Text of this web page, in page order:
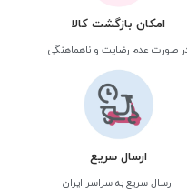
امکان بازگشت کالا
صورت عدم رضایت و ناهماهنگی
ارسال سریع
ارسال سریع به سراسر ایران